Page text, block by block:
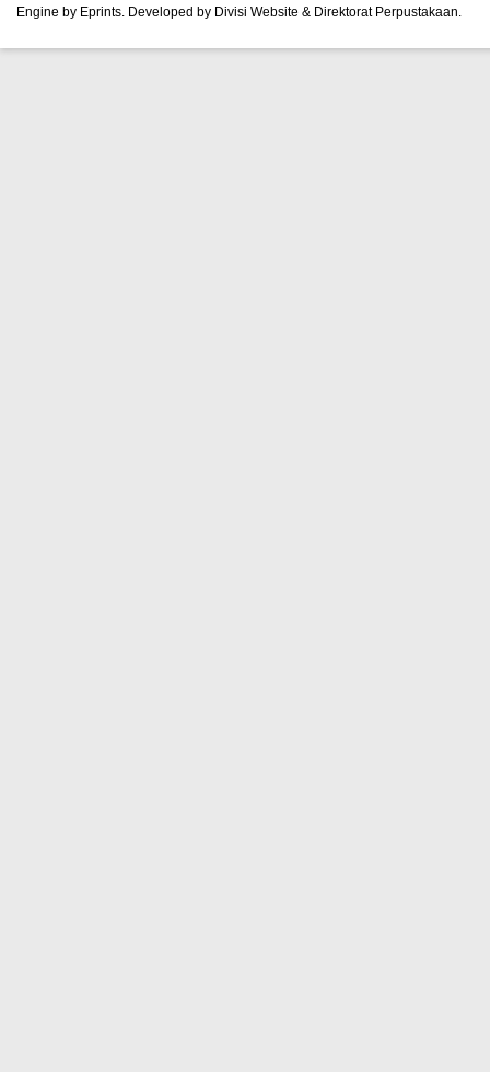
Engine by Eprints. Developed by Divisi Website & Direktorat Perpustakaan.